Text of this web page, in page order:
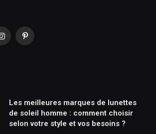
InstagramPinterest
Les meilleures marques de lunettes
de soleil homme : comment choisir
selon votre style et vos besoins ?